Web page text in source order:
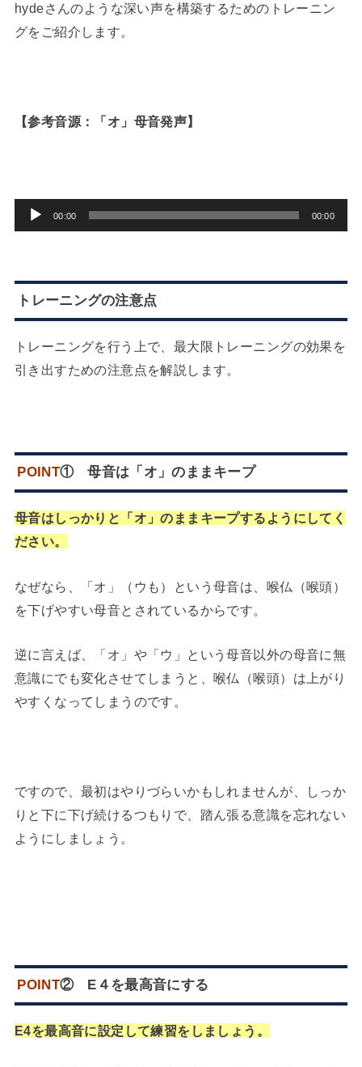
hydeさんのような深い声を構築するためのトレーニン
グをご紹介します。
【参考音源：「オ」母音発声】
声
レ
ー
ー
00:00 00:00
トレーニングの注意点
トレーニングを行う上で、最大限トレーニングの効果を
引き出すための注意点を解説します。
POINT① 母音は「オ」のままキープ
母音はしっかりと「オ」のままキープするようにしてく
ださい。
なぜなら、「オ」（ウも）という母音は、喉仏（喉頭）
を下げやすい母音とされているからです。
逆に言えば、「オ」や「ウ」という母音以外の母音に無
意識にでも変化させてしまうと、喉仏（喉頭）は上がり
やすくなってしまうのです。
ですので、最初はやりづらいかもしれませんが、しっか
りと下に下げ続けるつもりで、踏ん張る意識を忘れない
ようにしましょう。
POINT② E４を最高音にする
E4を最高音に設定して練習をしましょう。